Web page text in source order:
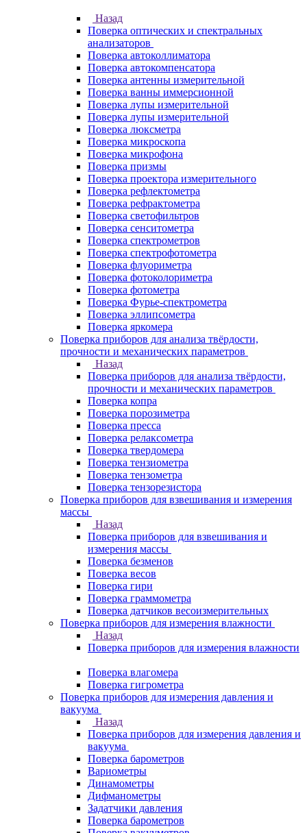
Назад
Поверка оптических и спектральных
анализаторов
Поверка автоколлиматора
Поверка автокомпенсатора
Поверка антенны измерительной
Поверка ванны иммерсионной
Поверка лупы измерительной
Поверка лупы измерительной
Поверка люксметра
Поверка микроскопа
Поверка микрофона
Поверка призмы
Поверка проектора измерительного
Поверка рефлектометра
Поверка рефрактометра
Поверка светофильтров
Поверка сенситометра
Поверка спектрометров
Поверка спектрофотометра
Поверка флуориметра
Поверка фотоколориметра
Поверка фотометра
Поверка Фурье-спектрометра
Поверка эллипсометра
Поверка яркомера
Поверка приборов для анализа твёрдости,
прочности и механических параметров
Назад
Поверка приборов для анализа твёрдости,
прочности и механических параметров
Поверка копра
Поверка порозиметра
Поверка пресса
Поверка релаксометра
Поверка твердомера
Поверка тензиометра
Поверка тензометра
Поверка тензорезистора
Поверка приборов для взвешивания и измерения
массы
Назад
Поверка приборов для взвешивания и
измерения массы
Поверка безменов
Поверка весов
Поверка гири
Поверка граммометра
Поверка датчиков весоизмерительных
Поверка приборов для измерения влажности
Назад
Поверка приборов для измерения влажности
Поверка влагомера
Поверка гигрометра
Поверка приборов для измерения давления и
вакуума
Назад
Поверка приборов для измерения давления и
вакуума
Поверка барометров
Вариометры
Динамометры
Дифманометры
Задатчики давления
Поверка барометров